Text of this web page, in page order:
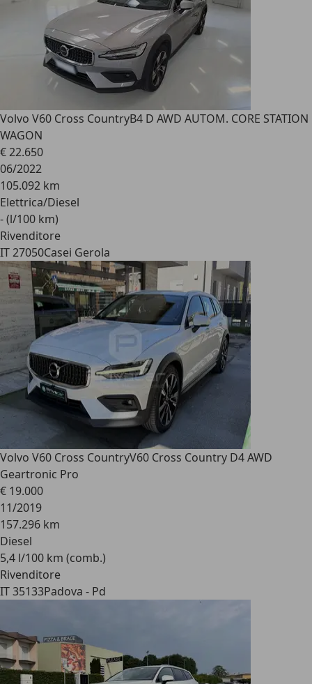
Volvo V60 Cross CountryB4 D AWD AUTOM. CORE STATION
WAGON
€ 22.650
06/2022
105.092 km
Elettrica/Diesel
- (l/100 km)
Rivenditore
IT 27050Casei Gerola
Volvo V60 Cross CountryV60 Cross Country D4 AWD
Geartronic Pro
€ 19.000
11/2019
157.296 km
Diesel
5,4 l/100 km (comb.)
Rivenditore
IT 35133Padova - Pd